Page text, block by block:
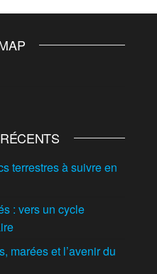
terrestres à suivre en
: vers un cycle
marées et l’avenir du